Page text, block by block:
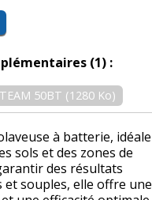
(1) :
50BT (1280 Ko)
à batterie, idéale
sols et des zones de
des résultats
souples, elle offre une